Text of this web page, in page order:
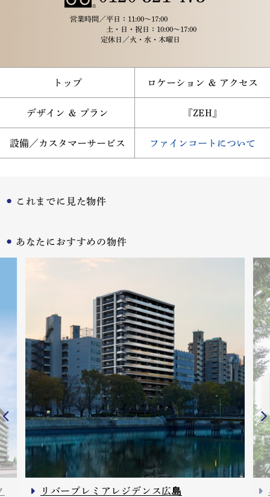
営業時間／平日：11:00～17:00
土・日・祝日：10:00～17:00
定休日／火・水・木曜日
トップ ロケーション ＆ アクセス
デザイン ＆ プラン 『ZEH』
設備／カスタマーサービス ファインコートについて
これまでに見た物件
あなたにおすすめの物件
リバープレミアレジデンス広島